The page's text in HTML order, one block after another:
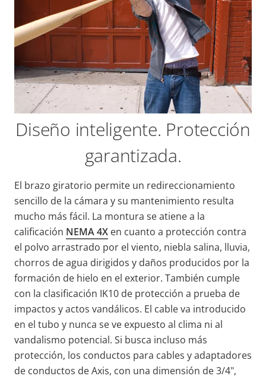
Diseño inteligente. Protección
garantizada.
El brazo giratorio permite un redireccionamiento
sencillo de la cámara y su mantenimiento resulta
mucho más fácil. La montura se atiene a la
calificación NEMA 4X en cuanto a protección contra
el polvo arrastrado por el viento, niebla salina, lluvia,
chorros de agua dirigidos y daños producidos por la
formación de hielo en el exterior. También cumple
con la clasificación IK10 de protección a prueba de
impactos y actos vandálicos. El cable va introducido
en el tubo y nunca se ve expuesto al clima ni al
vandalismo potencial. Si busca incluso más
protección, los conductos para cables y adaptadores
de conductos de Axis, con una dimensión de 3/4",